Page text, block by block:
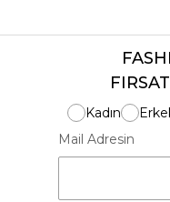
Kadın
Mail Adresin